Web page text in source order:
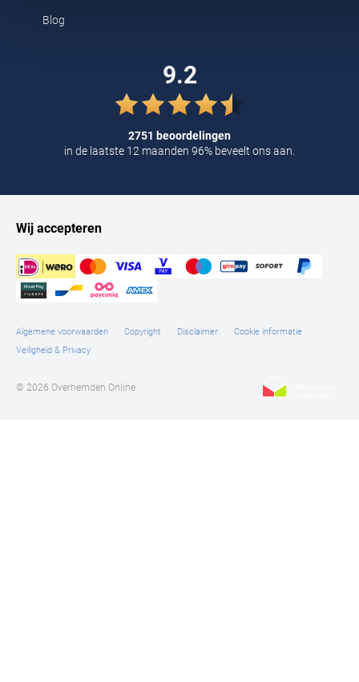
Vanguard
Blog
9.2
2751 beoordelingen
in de laatste 12 maanden 96% beveelt ons aan.
Wij accepteren
Algemene voorwaarden Copyright Disclaimer
Cookie informatie
Veiligheid & Privacy
© 2026 Overhemden Online